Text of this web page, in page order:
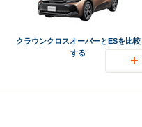
クラウンクロスオーバーとESを比較
する